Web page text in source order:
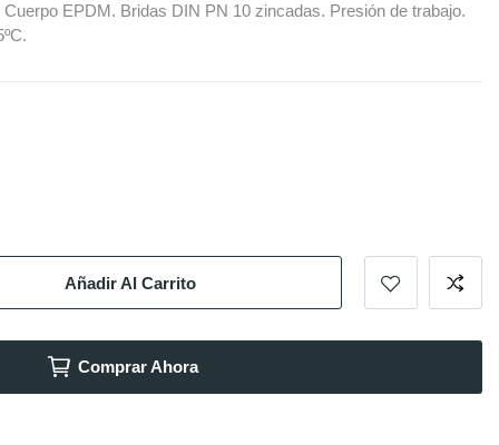
EPDM. Bridas DIN PN 10 zincadas. Presión de trabajo.
Añadir Al Carrito
Comprar Ahora